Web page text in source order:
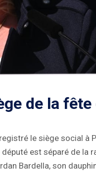
de la fête
le siège social à
est séparé de la
Bardella, son